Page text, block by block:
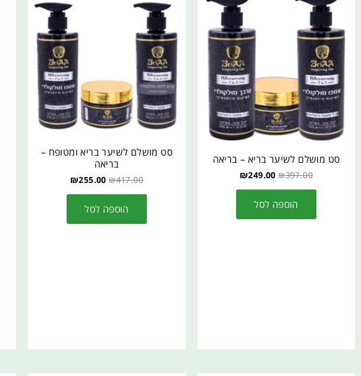
סט מושלם לשיער בריא – בריאה
₪397.00
₪249.00
הוספה לסל
סט מושלם לשיער בריא ומטופח –
בריאה
₪417.00
₪255.00
הוספה לסל